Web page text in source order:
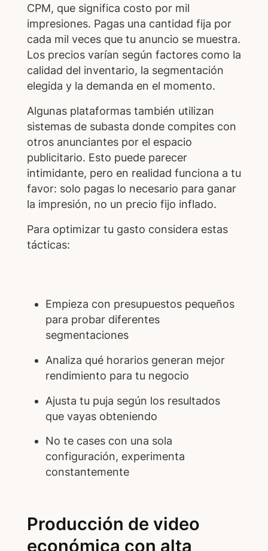
CPM, que significa costo por mil
impresiones. Pagas una cantidad fija por
cada mil veces que tu anuncio se muestra.
Los precios varían según factores como la
calidad del inventario, la segmentación
elegida y la demanda en el momento.
Algunas plataformas también utilizan
sistemas de subasta donde compites con
otros anunciantes por el espacio
publicitario. Esto puede parecer
intimidante, pero en realidad funciona a tu
favor: solo pagas lo necesario para ganar
la impresión, no un precio fijo inflado.
Para optimizar tu gasto considera estas
tácticas:
Empieza con presupuestos pequeños
para probar diferentes
segmentaciones
Analiza qué horarios generan mejor
rendimiento para tu negocio
Ajusta tu puja según los resultados
que vayas obteniendo
No te cases con una sola
configuración, experimenta
constantemente
Producción de video
económica con alta